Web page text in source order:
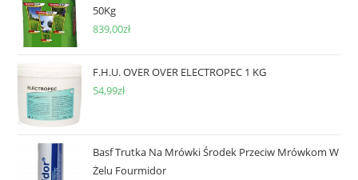
50Kg
839,00zł
F.H.U. OVER OVER ELECTROPEC 1 KG
54,99zł
Basf Trutka Na Mrówki Środek Przeciw Mrówkom W
Żelu Fourmidor